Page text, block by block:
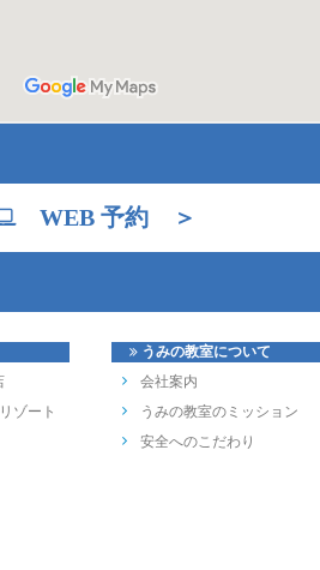
WEB 予約 ＞
ゾート
うみの教室について
会社案内
うみの教室のミッション
安全へのこだわり